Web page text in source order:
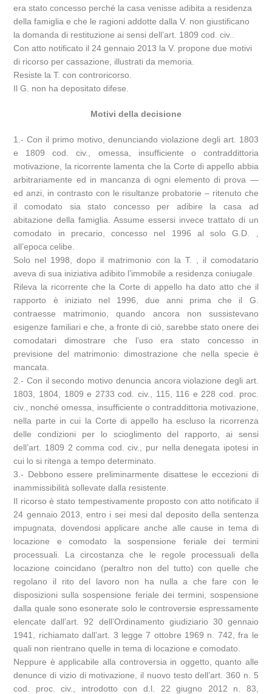
era stato concesso perché la casa venisse adibita a residenza
della famiglia e che le ragioni addotte dalla V. non giustificano
la domanda di restituzione ai sensi dell’art. 1809 cod. civ..
Con atto notificato il 24 gennaio 2013 la V. propone due motivi
di ricorso per cassazione, illustrati da memoria.
Resiste la T. con controricorso.
Il G. non ha depositato difese.
Motivi della decisione
1.- Con il primo motivo, denunciando violazione degli art. 1803
e 1809 cod. civ., omessa, insufficiente o contraddittoria
motivazione, la ricorrente lamenta che la Corte di appello abbia
arbitrariamente ed in mancanza di ogni elemento di prova —
ed anzi, in contrasto con le risultanze probatorie – ritenuto che
il comodato sia stato concesso per adibire la casa ad
abitazione della famiglia. Assume essersi invece trattato di un
comodato in precario, concesso nel 1996 al solo G.D. ,
all’epoca celibe.
Solo nel 1998, dopo il matrimonio con la T. , il comodatario
aveva di sua iniziativa adibito l’immobile a residenza coniugale.
Rileva la ricorrente che la Corte di appello ha dato atto che il
rapporto è iniziato nel 1996, due anni prima che il G.
contraesse matrimonio, quando ancora non sussistevano
esigenze familiari e che, a fronte di ciò, sarebbe stato onere dei
comodatari dimostrare che l’uso era stato concesso in
previsione del matrimonio: dimostrazione che nella specie è
mancata.
2.- Con il secondo motivo denuncia ancora violazione degli art.
1803, 1804, 1809 e 2733 cod. civ., 115, 116 e 228 cod. proc.
civ., nonché omessa, insufficiente o contraddittoria motivazione,
nella parte in cui la Corte di appello ha escluso la ricorrenza
delle condizioni per lo scioglimento del rapporto, ai sensi
dell’art. 1809 2 comma cod. civ., pur nella denegata ipotesi in
cui lo si ritenga a tempo determinato.
3.- Debbono essere preliminarmente disattese le eccezioni di
inammissibilità sollevate dalla resistente.
Il ricorso è stato tempestivamente proposto con atto notificato il
24 gennaio 2013, entro i sei mesi dal deposito della sentenza
impugnata, dovendosi applicare anche alle cause in tema di
locazione e comodato la sospensione feriale dei termini
processuali. La circostanza che le regole processuali della
locazione coincidano (peraltro non del tutto) con quelle che
regolano il rito del lavoro non ha nulla a che fare con le
disposizioni sulla sospensione feriale dei termini, sospensione
dalla quale sono esonerate solo le controversie espressamente
elencate dall’art. 92 dell’Ordinamento giudiziario 30 gennaio
1941, richiamato dall’art. 3 legge 7 ottobre 1969 n. 742, fra le
quali non rientrano quelle in tema di locazione e comodato.
Neppure è applicabile alla controversia in oggetto, quanto alle
denunce di vizio di motivazione, il nuovo testo dell’art. 360 n. 5
cod. proc. civ., introdotto con d.l. 22 giugno 2012 n. 83,